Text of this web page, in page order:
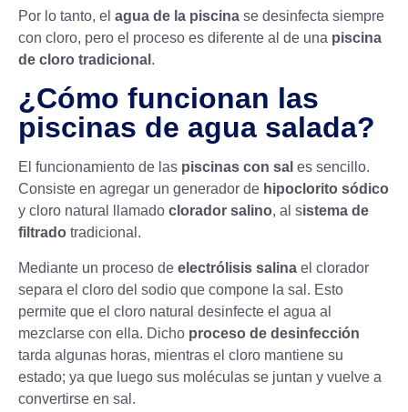
Por lo tanto, el agua de la piscina se desinfecta siempre
con cloro, pero el proceso es diferente al de una piscina
de cloro tradicional .
¿Cómo funcionan las
piscinas de agua salada?
El funcionamiento de las piscinas con sal es sencillo.
Consiste en agregar un generador de hipoclorito sódico
y cloro natural llamado clorador salino, al sistema de
filtrado tradicional.
Mediante un proceso de electrólisis salina el clorador
separa el cloro del sodio que compone la sal. Esto
permite que el cloro natural desinfecte el agua al
mezclarse con ella. Dicho proceso de desinfección
tarda algunas horas, mientras el cloro mantiene su
estado; ya que luego sus moléculas se juntan y vuelve a
convertirse en sal.